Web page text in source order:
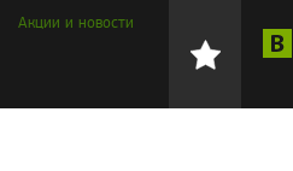
Акции и новости